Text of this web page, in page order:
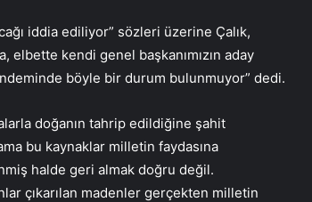
iddia ediliyor” sözleri üzerine Çalık,
elbette kendi genel başkanımızın aday
böyle bir durum bulunmuyor” dedi.
doğanın tahrip edildiğine şahit
bu kaynaklar milletin faydasına
halde geri almak doğru değil.
çıkarılan madenler gerçekten milletin